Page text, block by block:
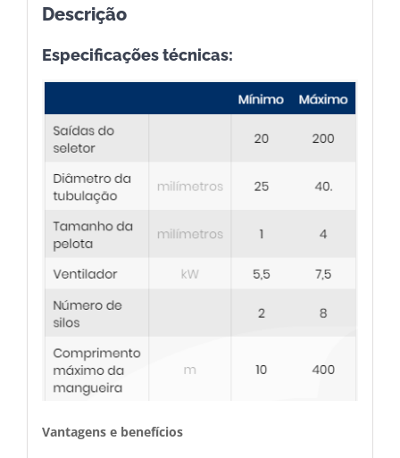
Descrição
Especificações técnicas:
Vantagens e benefícios